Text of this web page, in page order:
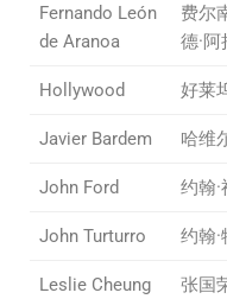
Fernando León
de Aranoa
费尔
德·阿
Hollywood 好莱
Javier Bardem 哈维
John Ford 约翰
John Turturro 约翰·
Leslie Cheung 张国